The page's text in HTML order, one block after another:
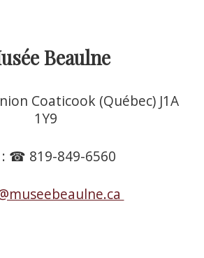
Beaulne
Coaticook (Québec) J1A
1Y9
☎ 819-849-6560